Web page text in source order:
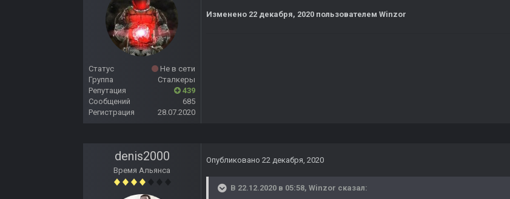
Статус
Не в сети
Группа
Сталкеры
Репутация
439
Сообщений
685
Регистрация
28.07.2020
Изменено 22 декабря, 2020 пользователем Winzor
denis2000
Время Альянса
Опубликовано 22 декабря, 2020
В 22.12.2020 в 05:58, Winzor сказал: